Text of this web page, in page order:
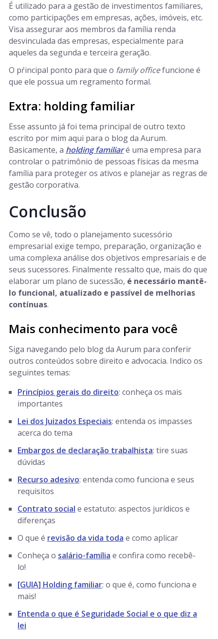
É utilizado para a gestão de investimentos familiares,
como participações em empresas, ações, imóveis, etc.
Visa assegurar aos membros da família renda
desvinculada das empresas, especialmente para
aqueles da segunda e terceira geração.
O pŕincipal ponto para que o family officefuncione é
que ele possua um regramento formal.
Extra: holding familiar
Esse assunto já foi tema principal de outro texto
escrito por mim aqui para o blog da Aurum.
Basicamente, a holding familiaré uma empresa para
controlar o patrimônio de pessoas físicas da mesma
família para proteger os ativos e planejar as regras de
gestão corporativa.
Conclusão
Como se vê, todo o planejamento sucessório
empresarial exige tempo, preparação, organização e
uma complexa análise dos objetivos empresariais e de
seus sucessores. Finalmente ressalto que, mais do que
elaborar um plano de sucessão, é necessário mantê-
lo funcional, atualizado e passível de melhorias
contínuas.
Mais conhecimento para você
Siga navegando pelo blog da Aurum para conferir
outros conteúdos sobre direito e advocacia. Indico os
seguintes temas:
Princípios gerais do direito: conheça os mais
importantes
Lei dos Juizados Especiais: entenda os impasses
acerca do tema
Embargos de declaração trabalhista: tire suas
dúvidas
Recurso adesivo: entenda como funciona e seus
requisitos
Contrato social e estatuto: aspectos jurídicos e
diferenças
O que é revisão da vida toda e como aplicar
Conheça o salário-família e confira como recebê-
lo!
[GUIA] Holding familiar: o que é, como funciona e
mais!
Entenda o que é Seguridade Social e o que diz a
lei